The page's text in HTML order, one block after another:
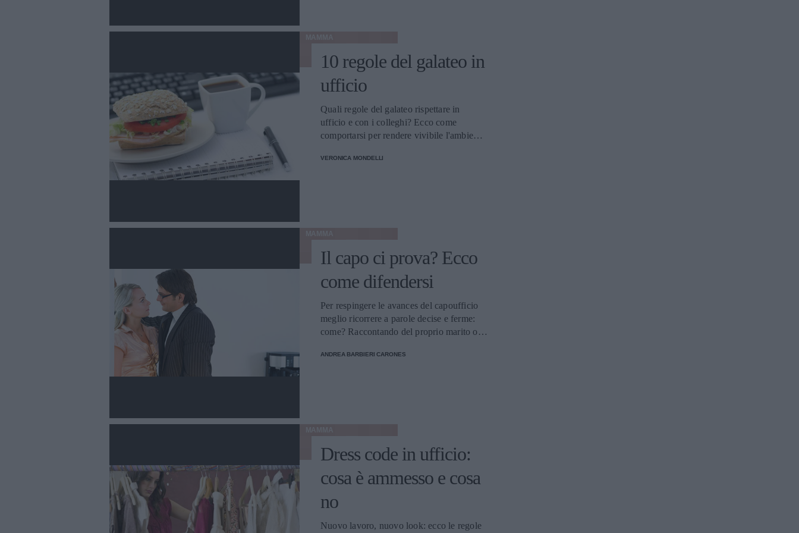
10 regole del galateo in
ufficio
Quali regole del galateo rispettare in
ufficio e con i colleghi? Ecco come
comportarsi per rendere vivibile l'ambiente
VERONICA MONDELLI
Il capo ci prova? Ecco
come difendersi
Per respingere le avances del capoufficio
meglio ricorrere a parole decise e ferme:
come? Raccontando del proprio marito o
ANDREA BARBIERI CARONES
Dress code in ufficio:
cosa è ammesso e cosa
no
Nuovo lavoro, nuovo look: ecco le regole